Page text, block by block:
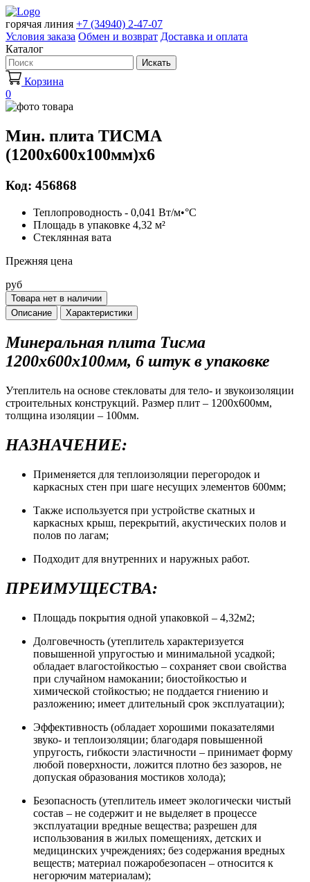
горячая линия +7 (34940) 2-47-07
Условия заказа Обмен и возврат Доставка и оплата
Каталог
Искать
Корзина
0
Мин. плита ТИСМА
(1200х600х100мм)х6
Код: 456868
Теплопроводность - 0,041 Вт/м•°С
Площадь в упаковке 4,32 м²
Стеклянная вата
Прежняя цена
руб
Товара нет в наличии
Описание
Характеристики
Минеральная плита Тисма
1200х600х100мм, 6 штук в упаковке
Утеплитель на основе стекловаты для тело- и звукоизоляции
строительных конструкций. Размер плит – 1200х600мм,
толщина изоляции – 100мм.
НАЗНАЧЕНИЕ:
Применяется для теплоизоляции перегородок и
каркасных стен при шаге несущих элементов 600мм;
Также используется при устройстве скатных и
каркасных крыш, перекрытий, акустических полов и
полов по лагам;
Подходит для внутренних и наружных работ.
ПРЕИМУЩЕСТВА:
Площадь покрытия одной упаковкой – 4,32м2;
Долговечность (утеплитель характеризуется
повышенной упругостью и минимальной усадкой;
обладает влагостойкостью – сохраняет свои свойства
при случайном намокании; биостойкостью и
химической стойкостью; не поддается гниению и
разложению; имеет длительный срок эксплуатации);
Эффективность (обладает хорошими показателями
звуко- и теплоизоляции; благодаря повышенной
упругость, гибкости эластичности – принимает форму
любой поверхности, ложится плотно без зазоров, не
допуская образования мостиков холода);
Безопасность (утеплитель имеет экологически чистый
состав – не содержит и не выделяет в процессе
эксплуатации вредные вещества; разрешен для
использования в жилых помещениях, детских и
медицинских учреждениях; без содержания вредных
веществ; материал пожаробезопасен – относится к
негорючим материалам);